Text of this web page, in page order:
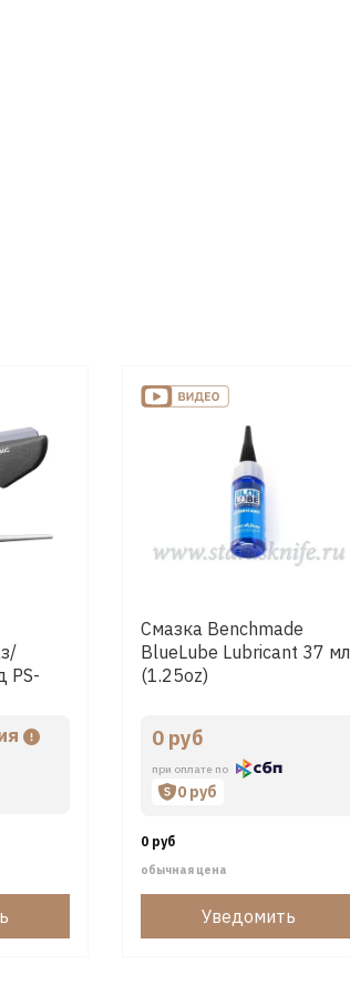
PS-
Смазка Benchmade
BlueLube Lubricant 37 мл
(1.25oz)
0 руб
при оплате по
0 руб
0 руб
обычная цена
Уведомить